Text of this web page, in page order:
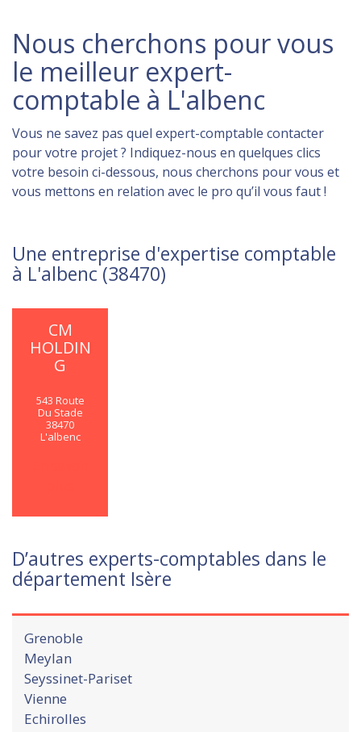
Nous cherchons pour vous
le meilleur expert-
comptable à L'albenc
Vous ne savez pas quel expert-comptable contacter
pour votre projet ? Indiquez-nous en quelques clics
votre besoin ci-dessous, nous cherchons pour vous et
vous mettons en relation avec le pro qu’il vous faut !
Une entreprise d'expertise comptable
à L'albenc (38470)
CM
HOLDIN
G
543 Route
Du Stade
38470
L'albenc
D’autres experts-comptables dans le
département Isère
Grenoble
Meylan
Seyssinet-Pariset
Vienne
Echirolles